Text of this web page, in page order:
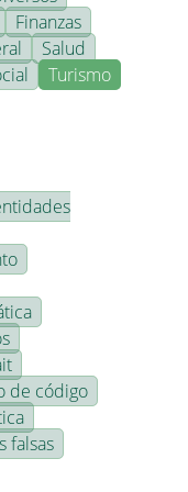
Finanzas
Salud
Turismo
de código
falsas